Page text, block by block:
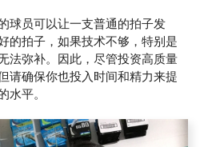
球员可以让一支普通的拍子发
的拍子，如果技术不够，特别是
法弥补。因此，尽管投资高质量
请确保你也投入时间和精力来提
平。